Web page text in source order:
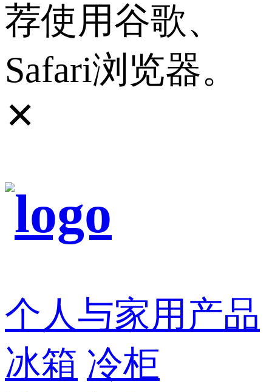
荐使用谷歌、
Safari浏览器。
✕
个人与家用产品
冰箱 冷柜